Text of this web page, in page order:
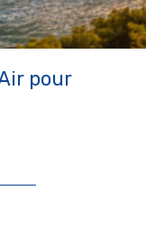
pour